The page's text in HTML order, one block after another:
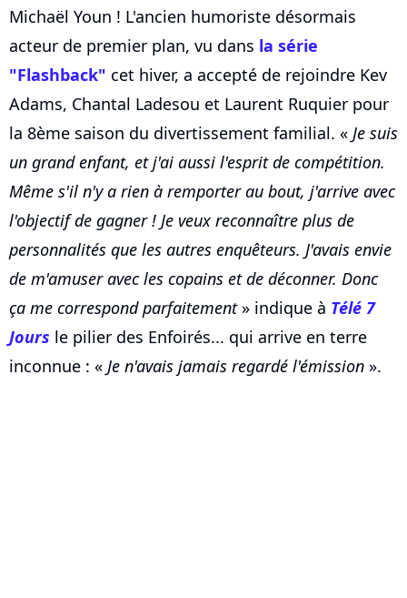
Michaël Youn ! L'ancien humoriste désormais
acteur de premier plan, vu dans la série
"Flashback" cet hiver, a accepté de rejoindre Kev
Adams, Chantal Ladesou et Laurent Ruquier pour
la 8ème saison du divertissement familial. « Je suis
un grand enfant, et j'ai aussi l'esprit de compétition.
Même s'il n'y a rien à remporter au bout, j'arrive avec
l'objectif de gagner ! Je veux reconnaître plus de
personnalités que les autres enquêteurs. J'avais envie
de m'amuser avec les copains et de déconner. Donc
ça me correspond parfaitement» indique à Télé 7
Jours le pilier des Enfoirés... qui arrive en terre
inconnue : « Je n'avais jamais regardé l'émission ».